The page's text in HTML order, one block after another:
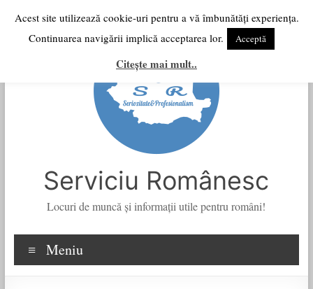
Skip
content
Serviciu Românesc
Locuri de muncă şi informații utile pentru români!
Meniu
Acest site utilizează cookie-uri pentru a vă îmbunătăți experiența.
Continuarea navigării implică acceptarea lor.
Acceptă
Citește mai mult..